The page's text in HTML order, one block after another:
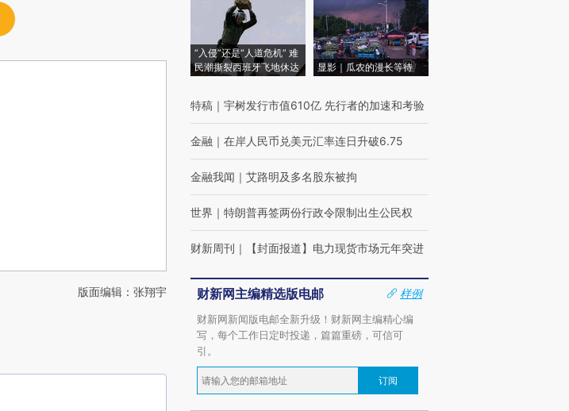
版面编辑：张翔宇
“入侵”还是“人道危机” 难
民潮撕裂西班牙飞地休达
显影｜瓜农的漫长等待
特稿 ｜ 宇树发行市值610亿 先行者的加速和考验
金融 ｜ 在岸人民币兑美元汇率连日升破6.75
金融我闻 ｜ 艾路明及多名股东被拘
世界 ｜ 特朗普再签两份行政令限制出生公民权
财新周刊 ｜ 【封面报道】电力现货市场元年突进
财新网主编精选版电邮
样例
财新网新闻版电邮全新升级！财新网主编精心编
写，每个工作日定时投递，篇篇重磅，可信可
引。
订阅